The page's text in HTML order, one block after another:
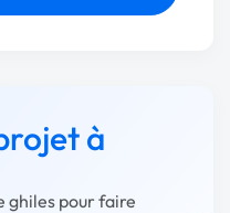
à
ghiles pour faire